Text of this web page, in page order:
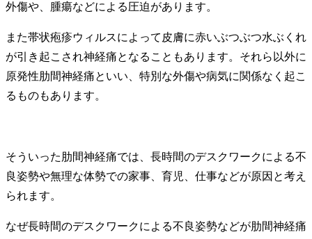
外傷や、腫瘍などによる圧迫があります。
また帯状疱疹ウィルスによって皮膚に赤いぶつぶつ水ぶくれ
が引き起こされ神経痛となることもあります。それら以外に
原発性肋間神経痛といい、特別な外傷や病気に関係なく起こ
るものもあります。
そういった肋間神経痛では、長時間のデスクワークによる不
良姿勢や無理な体勢での家事、育児、仕事などが原因と考え
られます。
なぜ長時間のデスクワークによる不良姿勢などが肋間神経痛